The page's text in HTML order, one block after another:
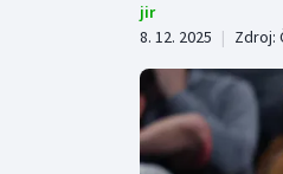
Cyklistika
jir
8. 12. 2025 | Zdroj: